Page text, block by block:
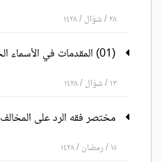
٢٨ / شوّال / ١٤٢٨
(01) المقدمات في الأسماء الحسنى المجلس الأول والثاني
١٣ / شوّال / ١٤٢٨
مختصر فقه الرد على المخالف
١٥ / رمضان / ١٤٢٨